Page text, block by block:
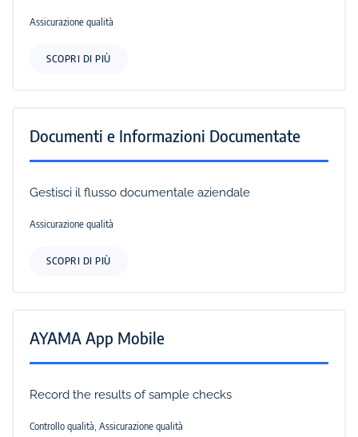
Assicurazione qualità
SCOPRI DI PIÙ
Documenti e Informazioni Documentate
Gestisci il flusso documentale aziendale
Assicurazione qualità
SCOPRI DI PIÙ
AYAMA App Mobile
Record the results of sample checks
Controllo qualità, Assicurazione qualità